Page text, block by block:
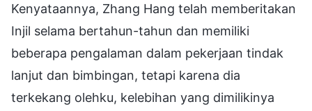
Kenyataannya, Zhang Hang telah memberitakan
Injil selama bertahun-tahun dan memiliki
beberapa pengalaman dalam pekerjaan tindak
lanjut dan bimbingan, tetapi karena dia
terkekang olehku, kelebihan yang dimilikinya